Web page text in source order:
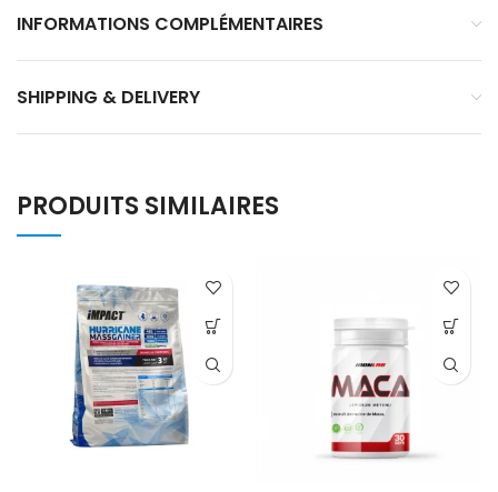
INFORMATIONS COMPLÉMENTAIRES
SHIPPING & DELIVERY
PRODUITS SIMILAIRES